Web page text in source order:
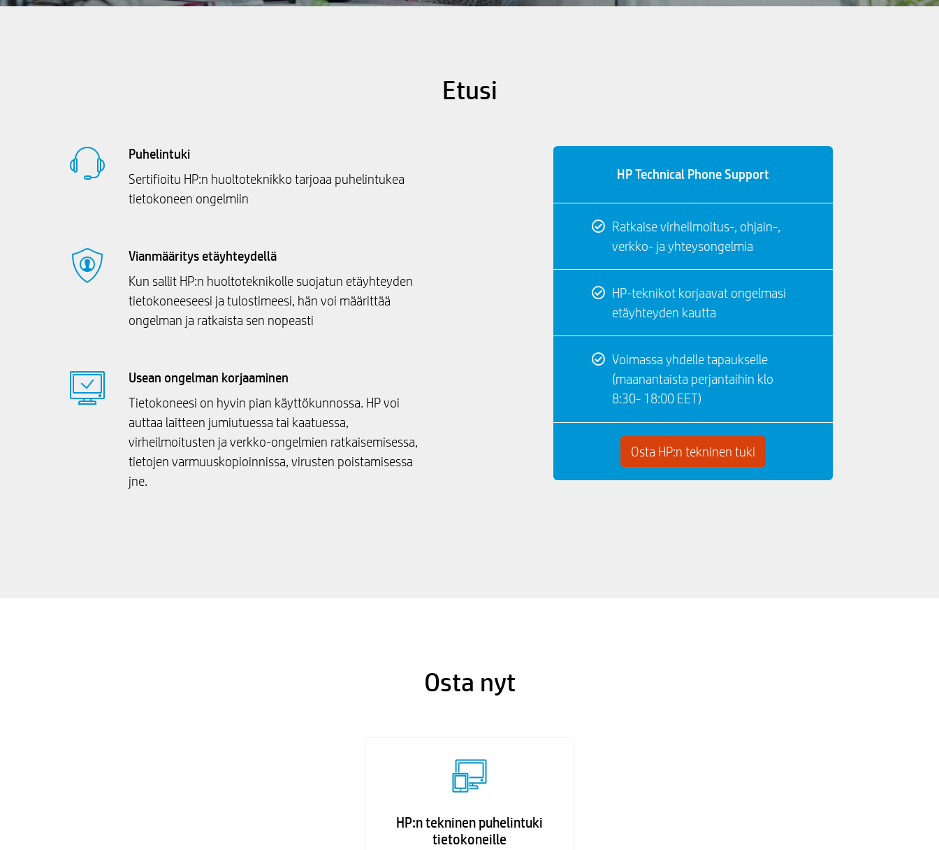
Etusi
Puhelintuki
Sertifioitu HP:n huoltoteknikko tarjoaa puhelintukea
tietokoneen ongelmiin
Vianmääritys etäyhteydellä
Kun sallit HP:n huoltoteknikolle suojatun etäyhteyden
tietokoneeseesi ja tulostimeesi, hän voi määrittää
ongelman ja ratkaista sen nopeasti
Usean ongelman korjaaminen
Tietokoneesi on hyvin pian käyttökunnossa. HP voi
auttaa laitteen jumiutuessa tai kaatuessa,
virheilmoitusten ja verkko-ongelmien ratkaisemisessa,
tietojen varmuuskopioinnissa, virusten poistamisessa
jne.
HP Technical Phone Support
Ratkaise virheilmoitus-, ohjain-,
verkko- ja yhteysongelmia
HP-teknikot korjaavat ongelmasi
etäyhteyden kautta
Voimassa yhdelle tapaukselle
(maanantaista perjantaihin klo
8:30- 18:00 EET)
Osta HP:n tekninen tuki
Osta nyt
HP:n tekninen puhelintuki
tietokoneille